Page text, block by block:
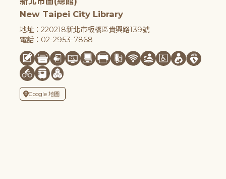
New Taipei City Library
地址：220218新北市板橋區貴興路139號
電話：02-2953-7868
Google 地圖